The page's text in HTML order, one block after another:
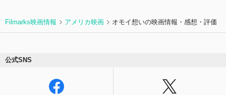
Filmarks映画情報 アメリカ映画 オモイ想いの映画情報・感想・評価
公式SNS